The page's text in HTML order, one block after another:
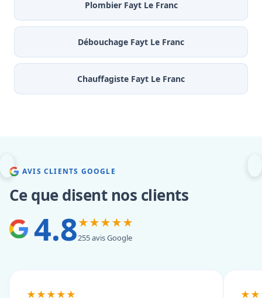
Plombier Fayt Le Franc
Débouchage Fayt Le Franc
Chauffagiste Fayt Le Franc
AVIS CLIENTS GOOGLE
Ce que disent nos clients
4.8★★★★★
255 avis Google
★★★★★